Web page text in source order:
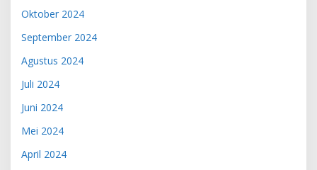
Oktober 2024
September 2024
Agustus 2024
Juli 2024
Juni 2024
Mei 2024
April 2024